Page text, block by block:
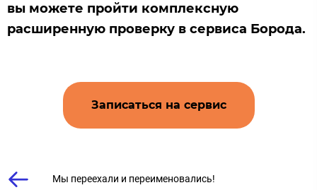
вы можете пройти комплексную
расширенную проверку в сервиса Борода.
Записаться на сервис
Мы переехали и переименовались!